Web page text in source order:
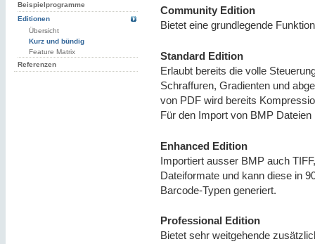
Beispielprogramme
Editionen
Übersicht
Kurz und bündig
Feature Matrix
Referenzen
Community Edition
Bietet eine grundlegende
Standard Edition
Erlaubt bereits die volle
Schraffuren, Gradienten und
von PDF wird bereits
Für den Import von BMP
Enhanced Edition
Importiert ausser BMP auch
Dateiformate und kann diese in
Barcode-Typen generiert.
Professional Edition
Bietet sehr weitgehende